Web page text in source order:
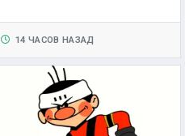
14 ЧАСОВ НАЗАД